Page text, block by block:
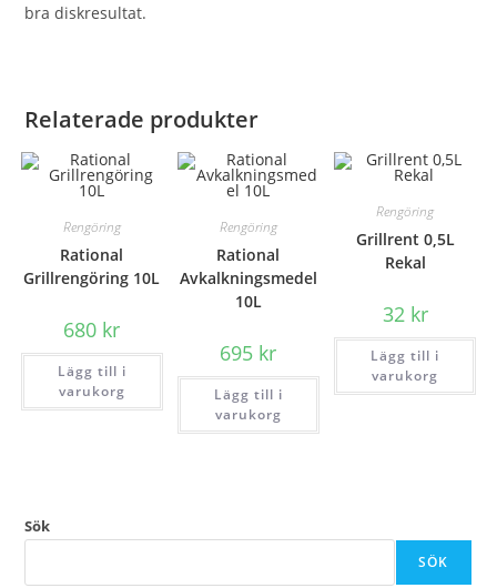
bra diskresultat.
Relaterade produkter
Rengöring
Rational
Grillrengöring 10L
680 kr
Lägg till i
varukorg
Rengöring
Rational
Avkalkningsmedel
10L
695 kr
Lägg till i
varukorg
Rengöring
Grillrent 0,5L
Rekal
32 kr
Lägg till i
varukorg
Sök
SÖK